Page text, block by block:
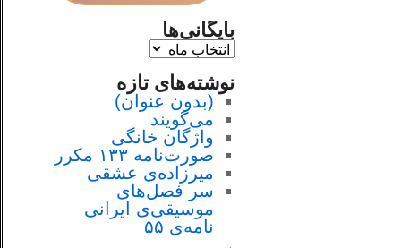
بایگانی‌ها
نوشته‌های تازه
(بدون عنوان)
می‌گویند
واژگان خانگی
صورت‌نامه ۱۳۳ مکرر
میرزاده‌ی عشقی
سر فصل‌هاى
موسيقى‌ی ايرانى
نامه‌ی ۵۵